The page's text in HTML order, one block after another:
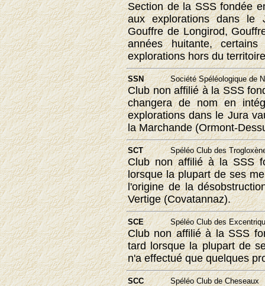
Section de la SSS fondée
aux explorations dans le
Gouffre de Longirod,
années huitante,
explorations hors du
SSN Société Spéléologique de
Club non affilié à la SSS
changera de nom en
explorations dans le Jura
la Marchande (Ormont-
SCT Spéléo Club des
Club non affilié à la SSS
lorsque la plupart de ses
l'origine de la
Vertige (Covatannaz).
SCE Spéléo Club des
Club non affilié à la SSS
tard lorsque la plupart de
n'a effectué que quelques
SCC Spéléo Club de Cheseaux